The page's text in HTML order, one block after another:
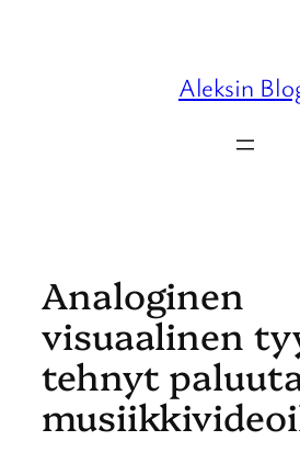
Aleksin
Analoginen
visuaalinen
tehnyt